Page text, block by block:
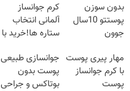
بدون سوزن
پوستتو 10سال
جوون
پاییزی
کرم جوانساز
آلمانی انتخاب
ستاره ها!خرید با
مهار پیری پوست
با کرم جوانساز
پوست
جوانسازی طبیعی
پوست بدون
بوتاکس و جراحی